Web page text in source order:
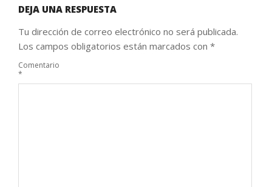
DEJA UNA RESPUESTA
Tu dirección de correo electrónico no será publicada.
Los campos obligatorios están marcados con *
Comentario
*